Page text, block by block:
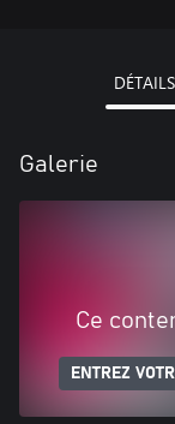
DÉTAILS
Galerie
Ce
ENTREZ